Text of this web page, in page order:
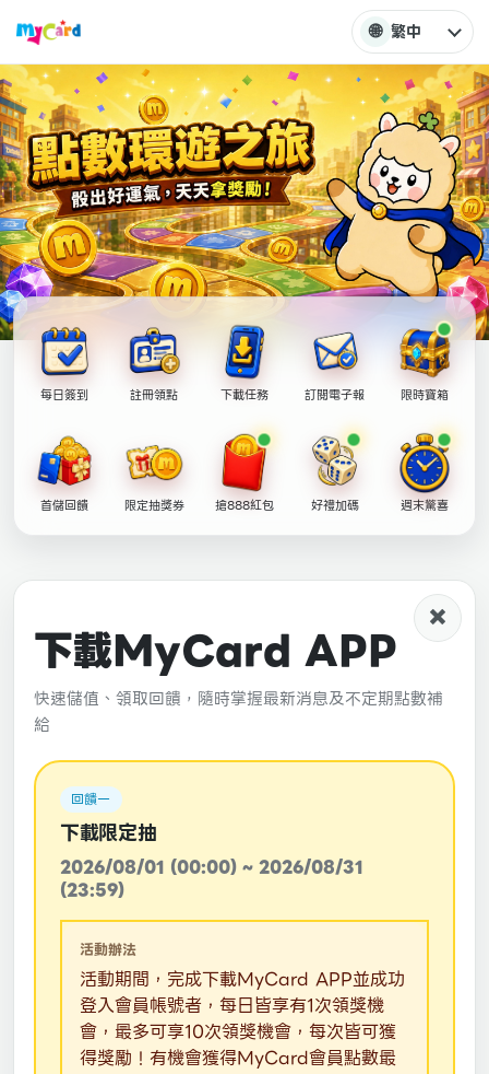
🌐 繁中
每日簽到 註冊領點 下載任務 訂閱電子報 限時寶箱
首儲回饋 限定抽獎券 搶888紅包 好禮加碼 週末驚喜
×
下載MyCard APP
快速儲值、領取回饋，隨時掌握最新消息及不定期點數補
給
回饋一
下載限定抽
2026/08/01 (00:00) ~ 2026/08/31
(23:59)
活動辦法
活動期間，完成下載MyCard APP並成功
登入會員帳號者，每日皆享有1次領獎機
會，最多可享10次領獎機會，每次皆可獲
得獎勵！有機會獲得MyCard會員點數最